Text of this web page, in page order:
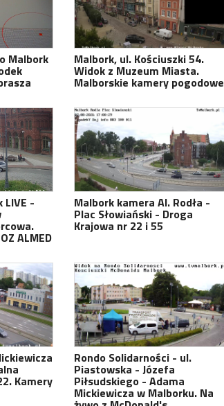
Malbork Malbork, ul. Kościuszki 54.
Widok z Muzeum Miasta.
Malborskie kamery pogodowe
LIVE -
ALMED
Malbork kamera Al. Rodła -
Plac Słowiański - Droga
Krajowa nr 22 i 55
Kamery
Rondo Solidarności - ul.
Piastowska - Józefa
Piłsudskiego - Adama
Mickiewicza w Malborku. Na